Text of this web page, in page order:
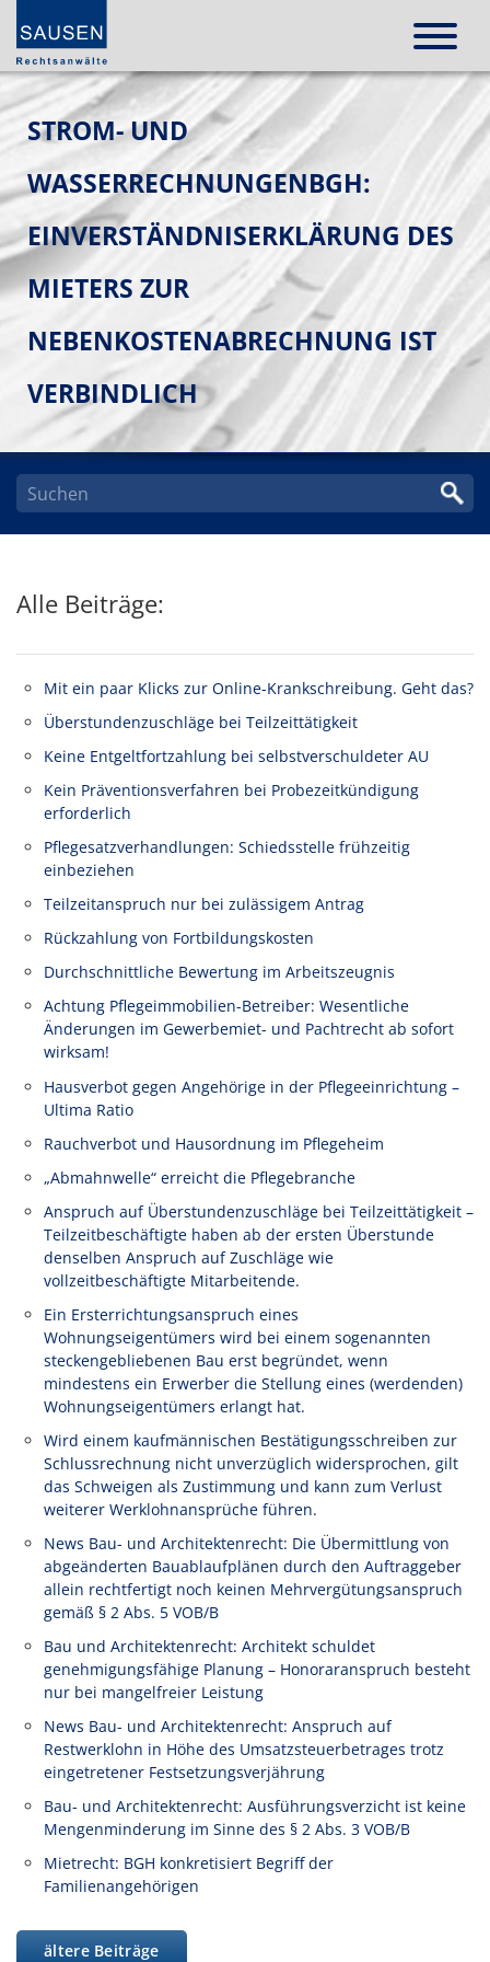
STROM- UND
WASSERRECHNUNGENBGH:
EINVERSTÄNDNISERKLÄRUNG DES
MIETERS ZUR
NEBENKOSTENABRECHNUNG IST
VERBINDLICH
Alle Beiträge:
Mit ein paar Klicks zur Online-Krankschreibung. Geht das?
Überstundenzuschläge bei Teilzeittätigkeit
Keine Entgeltfortzahlung bei selbstverschuldeter AU
Kein Präventionsverfahren bei Probezeitkündigung
erforderlich
Pflegesatzverhandlungen: Schiedsstelle frühzeitig
einbeziehen
Teilzeitanspruch nur bei zulässigem Antrag
Rückzahlung von Fortbildungskosten
Durchschnittliche Bewertung im Arbeitszeugnis
Achtung Pflegeimmobilien-Betreiber: Wesentliche
Änderungen im Gewerbemiet- und Pachtrecht ab sofort
wirksam!
Hausverbot gegen Angehörige in der Pflegeeinrichtung –
Ultima Ratio
Rauchverbot und Hausordnung im Pflegeheim
„Abmahnwelle“ erreicht die Pflegebranche
Anspruch auf Überstundenzuschläge bei Teilzeittätigkeit –
Teilzeitbeschäftigte haben ab der ersten Überstunde
denselben Anspruch auf Zuschläge wie
vollzeitbeschäftigte Mitarbeitende.
Ein Ersterrichtungsanspruch eines
Wohnungseigentümers wird bei einem sogenannten
steckengebliebenen Bau erst begründet, wenn
mindestens ein Erwerber die Stellung eines (werdenden)
Wohnungseigentümers erlangt hat.
Wird einem kaufmännischen Bestätigungsschreiben zur
Schlussrechnung nicht unverzüglich widersprochen, gilt
das Schweigen als Zustimmung und kann zum Verlust
weiterer Werklohnansprüche führen.
News Bau- und Architektenrecht: Die Übermittlung von
abgeänderten Bauablaufplänen durch den Auftraggeber
allein rechtfertigt noch keinen Mehrvergütungsanspruch
gemäß § 2 Abs. 5 VOB/B
Bau und Architektenrecht: Architekt schuldet
genehmigungsfähige Planung – Honoraranspruch besteht
nur bei mangelfreier Leistung
News Bau- und Architektenrecht: Anspruch auf
Restwerklohn in Höhe des Umsatzsteuerbetrages trotz
eingetretener Festsetzungsverjährung
Bau- und Architektenrecht: Ausführungsverzicht ist keine
Mengenminderung im Sinne des § 2 Abs. 3 VOB/B
Mietrecht: BGH konkretisiert Begriff der
Familienangehörigen
ältere Beiträge